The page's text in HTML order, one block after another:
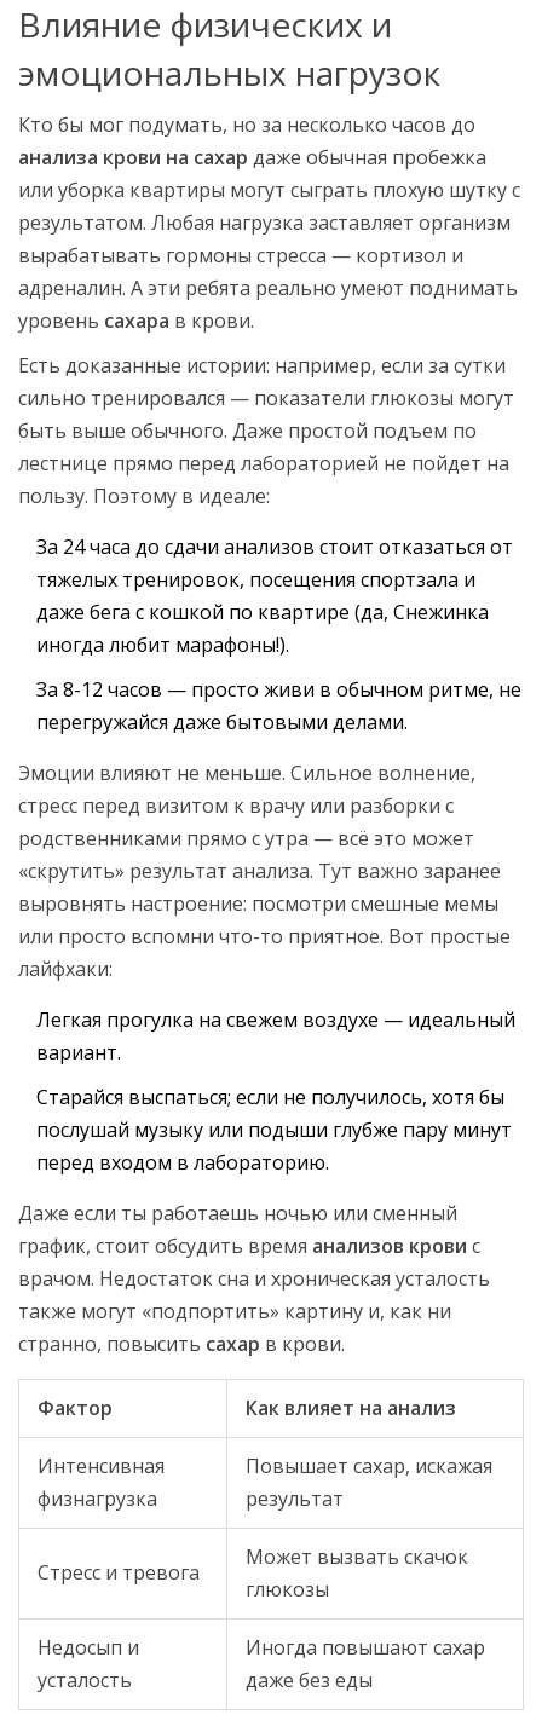
Влияние физических и
эмоциональных нагрузок
Кто бы мог подумать, но за несколько часов до
анализа крови на сахар даже обычная пробежка
или уборка квартиры могут сыграть плохую шутку с
результатом. Любая нагрузка заставляет организм
вырабатывать гормоны стресса — кортизол и
адреналин. А эти ребята реально умеют поднимать
уровень сахара в крови.
Есть доказанные истории: например, если за сутки
сильно тренировался — показатели глюкозы могут
быть выше обычного. Даже простой подъем по
лестнице прямо перед лабораторией не пойдет на
пользу. Поэтому в идеале:
За 24 часа до сдачи анализов стоит отказаться от
тяжелых тренировок, посещения спортзала и
даже бега с кошкой по квартире (да, Снежинка
иногда любит марафоны!).
За 8-12 часов — просто живи в обычном ритме, не
перегружайся даже бытовыми делами.
Эмоции влияют не меньше. Сильное волнение,
стресс перед визитом к врачу или разборки с
родственниками прямо с утра — всё это может
«скрутить» результат анализа. Тут важно заранее
выровнять настроение: посмотри смешные мемы
или просто вспомни что-то приятное. Вот простые
лайфхаки:
Легкая прогулка на свежем воздухе — идеальный
вариант.
Старайся выспаться; если не получилось, хотя бы
послушай музыку или подыши глубже пару минут
перед входом в лабораторию.
Даже если ты работаешь ночью или сменный
график, стоит обсудить время анализов крови с
врачом. Недостаток сна и хроническая усталость
также могут «подпортить» картину и, как ни
странно, повысить сахар в крови.
Фактор Как влияет на анализ
Интенсивная
физнагрузка
Повышает сахар, искажая
результат
Стресс и тревога
Может вызвать скачок
глюкозы
Недосып и
усталость
Иногда повышают сахар
даже без еды